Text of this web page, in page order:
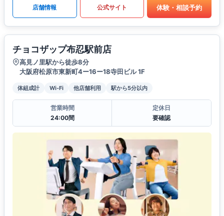
店舗情報 公式サイト 体験・相談予約
チョコザップ布忍駅前店
高見ノ里駅から徒歩8分
大阪府松原市東新町4ー16ー18寺田ビル 1F
体組成計 Wi-Fi 他店舗利用 駅から5分以内
営業時間
24:00間
定休日
要確認